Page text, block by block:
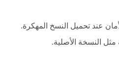
عند تحميل النسخ المهكرة.
النسخة الأصلية.